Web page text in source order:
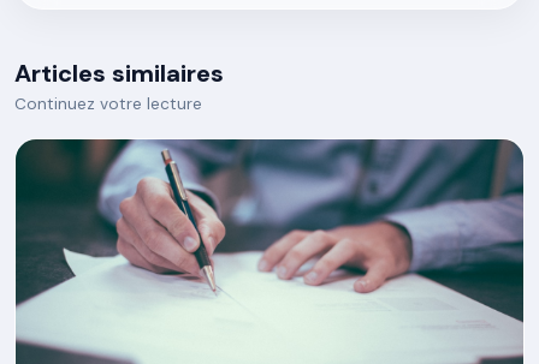
Articles similaires
Continuez votre lecture